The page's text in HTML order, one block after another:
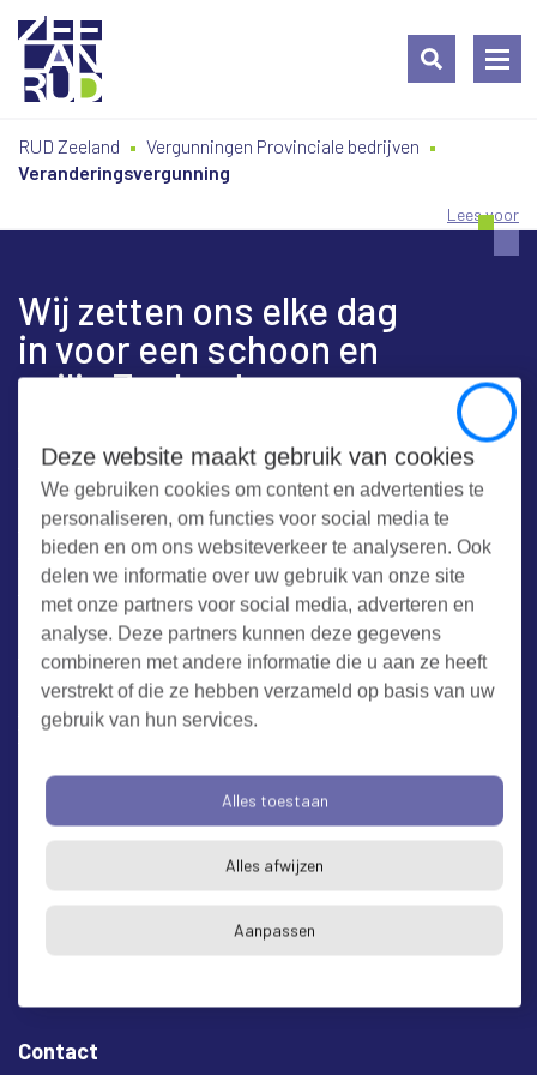
Close
Deze website maakt gebruik van cookies
We gebruiken cookies om content en advertenties te
personaliseren, om functies voor social media te
bieden en om ons websiteverkeer te analyseren. Ook
delen we informatie over uw gebruik van onze site
met onze partners voor social media, adverteren en
analyse. Deze partners kunnen deze gegevens
combineren met andere informatie die u aan ze heeft
verstrekt of die ze hebben verzameld op basis van uw
gebruik van hun services.
Alles toestaan
Alles afwijzen
Aanpassen
naar
naarRUD Zeeland
Vergunningen Provinciale bedrijven
Veranderingsvergunning
Lees voor
Wij zetten ons elke dag
in voor een schoon en
veilig Zeeland
Contact
Werken bij RUD Zeeland
Milieuklacht melden
Algemene voorwaarden
Toegankelijkheid
Bezoekadres en postadres
* op afspraak
RUD Zeeland
Buitenruststraat 6
Contact